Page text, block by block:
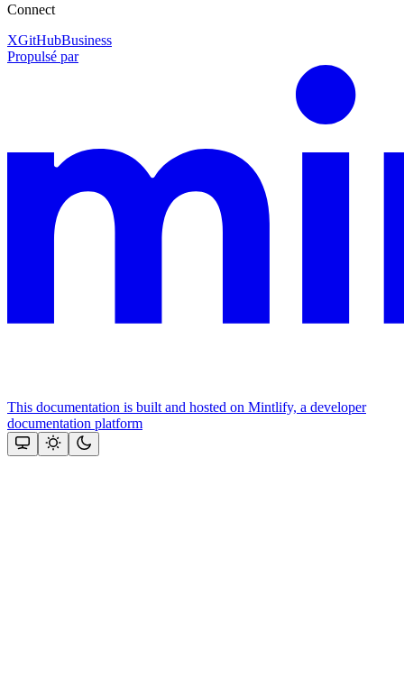
Connect
XGitHubBusiness
Propulsé par
This documentation is built and hosted on Mintlify, a developer
documentation platform